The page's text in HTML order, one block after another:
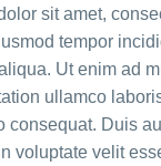
sit amet,
tempor
Ut enim ad
ullamco
consequat. Duis
voluptate velit